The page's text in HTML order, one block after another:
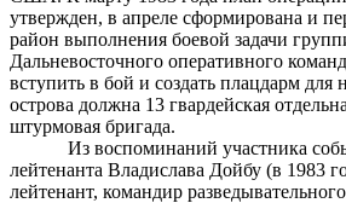
утвержден, в апреле сформирована и
район выполнения боевой задачи
Дальневосточного оперативного
вступить в бой и создать плацдарм для
острова должна 13 гвардейская
штурмовая бригада.
Из воспоминаний участника
лейтенанта Владислава Дойбу (в 1983
лейтенант, командир